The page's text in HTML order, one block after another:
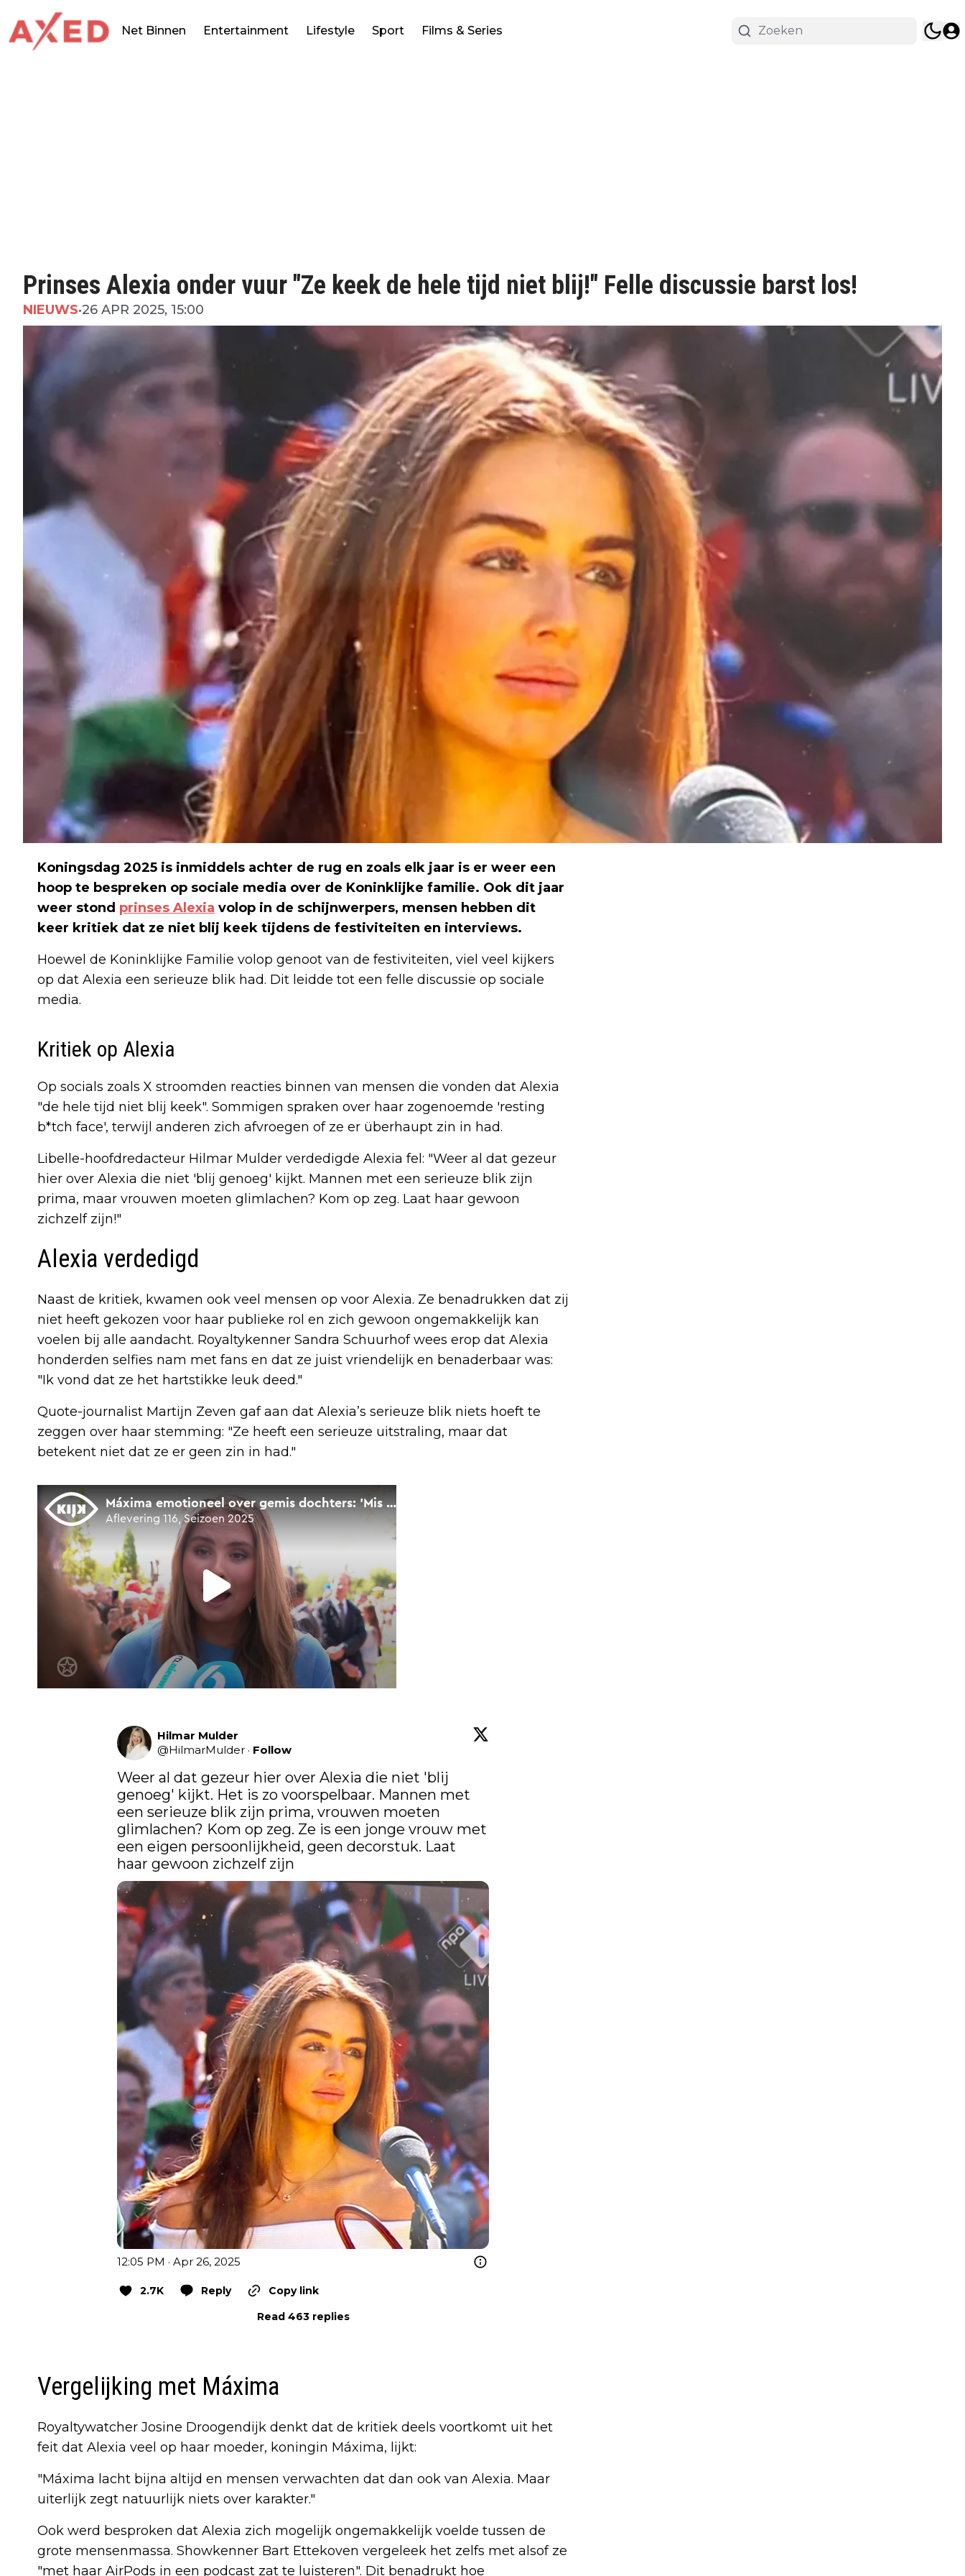
Net Binnen Entertainment Lifestyle Sport Films & Series
Prinses Alexia onder vuur "Ze keek de hele tijd niet blij!" Felle discussie barst los!
NIEUWS•26 APR 2025, 15:00
Koningsdag 2025 is inmiddels achter de rug en zoals elk jaar is er weer een
hoop te bespreken op sociale media over de Koninklijke familie. Ook dit jaar
weer stond prinses Alexia volop in de schijnwerpers, mensen hebben dit
keer kritiek dat ze niet blij keek tijdens de festiviteiten en interviews.
Hoewel de Koninklijke Familie volop genoot van de festiviteiten, viel veel kijkers
op dat Alexia een serieuze blik had. Dit leidde tot een felle discussie op sociale
media.
Kritiek op Alexia
Op socials zoals X stroomden reacties binnen van mensen die vonden dat Alexia
"de hele tijd niet blij keek". Sommigen spraken over haar zogenoemde 'resting
b*tch face', terwijl anderen zich afvroegen of ze er überhaupt zin in had.
Libelle-hoofdredacteur Hilmar Mulder verdedigde Alexia fel: "Weer al dat gezeur
hier over Alexia die niet 'blij genoeg' kijkt. Mannen met een serieuze blik zijn
prima, maar vrouwen moeten glimlachen? Kom op zeg. Laat haar gewoon
zichzelf zijn!"
Alexia verdedigd
Naast de kritiek, kwamen ook veel mensen op voor Alexia. Ze benadrukken dat zij
niet heeft gekozen voor haar publieke rol en zich gewoon ongemakkelijk kan
voelen bij alle aandacht. Royaltykenner Sandra Schuurhof wees erop dat Alexia
honderden selfies nam met fans en dat ze juist vriendelijk en benaderbaar was:
"Ik vond dat ze het hartstikke leuk deed."
Quote-journalist Martijn Zeven gaf aan dat Alexia’s serieuze blik niets hoeft te
zeggen over haar stemming: "Ze heeft een serieuze uitstraling, maar dat
betekent niet dat ze er geen zin in had."
Hilmar Mulder
@HilmarMulder · Follow
Weer al dat gezeur hier over Alexia die niet 'blij
genoeg' kijkt. Het is zo voorspelbaar. Mannen met
een serieuze blik zijn prima, vrouwen moeten
glimlachen? Kom op zeg. Ze is een jonge vrouw met
een eigen persoonlijkheid, geen decorstuk. Laat
haar gewoon zichzelf zijn
12:05 PM · Apr 26, 2025
2.7K Reply
Copy link
Read 463 replies
Vergelijking met Máxima
Royaltywatcher Josine Droogendijk denkt dat de kritiek deels voortkomt uit het
feit dat Alexia veel op haar moeder, koningin Máxima, lijkt:
"Máxima lacht bijna altijd en mensen verwachten dat dan ook van Alexia. Maar
uiterlijk zegt natuurlijk niets over karakter."
Ook werd besproken dat Alexia zich mogelijk ongemakkelijk voelde tussen de
grote mensenmassa. Showkenner Bart Ettekoven vergeleek het zelfs met alsof ze
"met haar AirPods in een podcast zat te luisteren". Dit benadrukt hoe